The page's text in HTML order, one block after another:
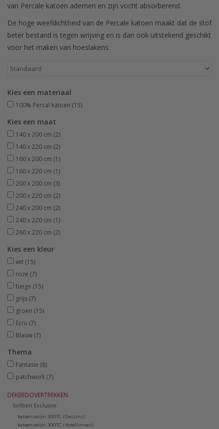
van Percale katoen ademen en zijn vocht absorberend.
De hoge weefdichtheid van de Percale katoen maakt dat de stof
beter bestand is tegen wrijving en is dan ook uitstekend geschikt
voor het maken van hoeslakens.
Kies een materiaal
100% Percal katoen (15)
Kies een maat
140 x 200 cm (2)
140 x 220 cm (2)
160 x 200 cm (1)
160 x 220 cm (1)
200 x 200 cm (3)
200 x 220 cm (2)
240 x 200 cm (2)
240 x 220 cm (1)
260 x 220 cm (2)
Kies een kleur
wit (15)
roze (7)
beige (15)
grijs (7)
groen (15)
Ecru (7)
Blauw (7)
Thema
Fantasie (8)
patchwork (7)
DEKBEDOVERTREKKEN
Sofiben Exclusive
katoensatijn 300TC (Dessins)
katoensatijn 300TC (Hotellinnen)